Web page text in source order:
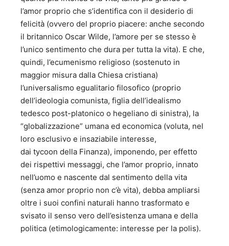
Editore - 2009; 29. “La verità dietro l’angolo – Romanzo –
Premio speciale Capri 2011 - Avagliano Editore - 2011 30.
“I pazzi e le smorfie” – Versi e Aforismi – 3 Edizione -
Genesi Editrice 2011 31. “La Grimpeuse – Confessioni di
una rampante” – Genesi editrice - 2013 32. “Grigio senza
sfumature” – Romanzo – Avagliano Editore 2014 33. “ In
fuga dall’intimità” – Romanzo – Avagliano Editore 2015. 34.
“Canzoniere satirico” – Versi e Aforismi – Genesi Editrice
2015. 35. “Vissi d’arte” – Romanzo – Avagliano Editore
2018 36. “Fake-off” – Romanzo – Avagliano Editore 2919
37. “Tutti promossi a fine-anno” 38. “L’albero
dell’ignoranza” Romanzo (in prep.)
l’amor proprio che s’identifica con il desiderio di
felicità (ovvero del proprio piacere: anche secondo
il britannico Oscar Wilde, l’amore per se stesso è
l’unico sentimento che dura per tutta la vita). E che,
quindi, l’ecumenismo religioso (sostenuto in
maggior misura dalla Chiesa cristiana)
l’universalismo egualitario filosofico (proprio
dell’ideologia comunista, figlia dell’idealismo
tedesco post-platonico o hegeliano di sinistra), la
“globalizzazione” umana ed economica (voluta, nel
loro esclusivo e insaziabile interesse,
dai tycoon della Finanza), imponendo, per effetto
dei rispettivi messaggi, che l’amor proprio, innato
nell’uomo e nascente dal sentimento della vita
(senza amor proprio non c’è vita), debba ampliarsi
oltre i suoi confini naturali hanno trasformato e
svisato il senso vero dell’esistenza umana e della
politica (etimologicamente: interesse per la polis).